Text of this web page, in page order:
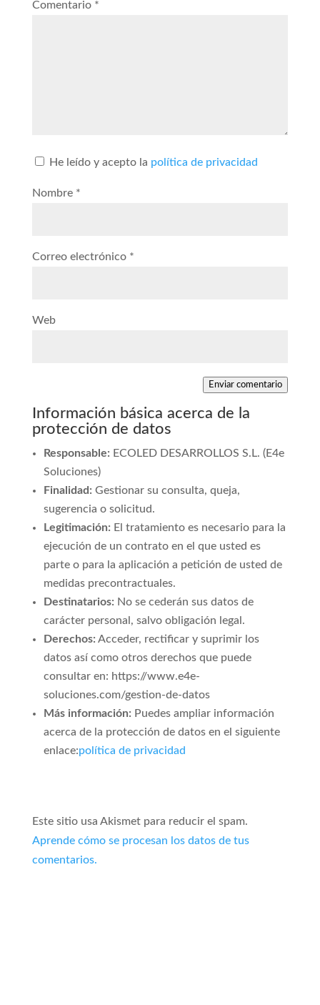
Comentario *
He leído y acepto la política de privacidad
Nombre *
Correo electrónico *
Web
Enviar comentario
Información básica acerca de la
protección de datos
Responsable: ECOLED DESARROLLOS S.L. (E4e
Soluciones)
Finalidad: Gestionar su consulta, queja,
sugerencia o solicitud.
Legitimación: El tratamiento es necesario para la
ejecución de un contrato en el que usted es
parte o para la aplicación a petición de usted de
medidas precontractuales.
Destinatarios: No se cederán sus datos de
carácter personal, salvo obligación legal.
Derechos: Acceder, rectificar y suprimir los
datos así como otros derechos que puede
consultar en: https://www.e4e-
soluciones.com/gestion-de-datos
Más información: Puedes ampliar información
acerca de la protección de datos en el siguiente
enlace:política de privacidad
Este sitio usa Akismet para reducir el spam.
Aprende cómo se procesan los datos de tus
comentarios.